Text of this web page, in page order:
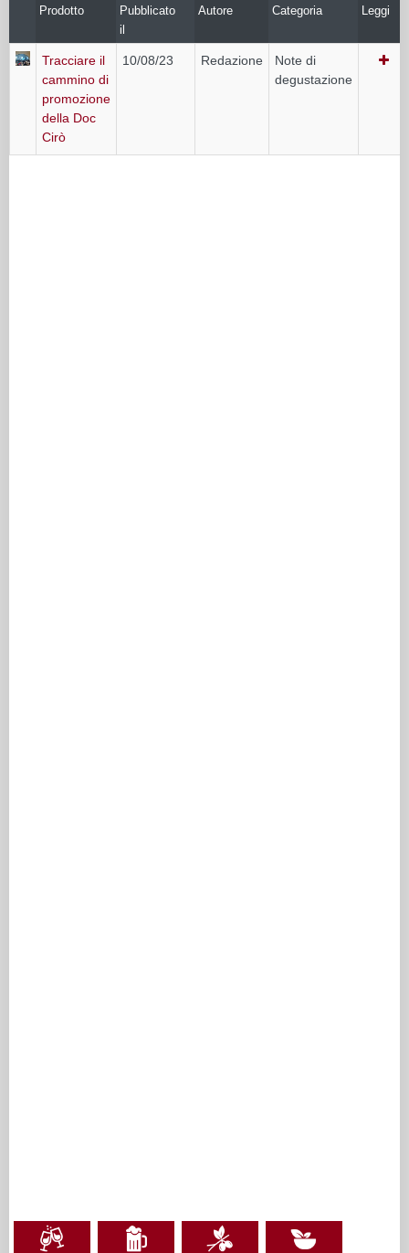
Prodotto
Pubblicato
il
Autore Categoria Leggi
Tracciare il
cammino di
promozione
della Doc
Cirò
10/08/23 Redazione
Note di
degustazione